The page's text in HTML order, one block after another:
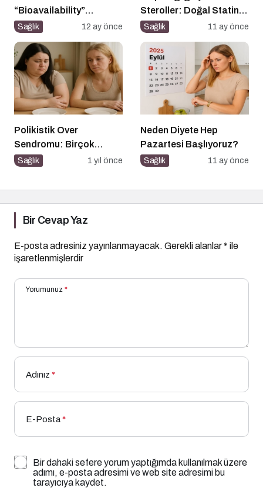
“Bioavailability”
Kavramı: Hangi Besin Ne
Sağlık 12 ay önce
Steroller: Doğal Statin
Etkisi
Sağlık 11 ay önce
Polikistik Over
Sendromu: Birçok
Kadının Sessiz Yoldaşı
Sağlık 1 yıl önce
Neden Diyete Hep
Pazartesi Başlıyoruz?
Sağlık 11 ay önce
Bir Cevap Yaz
E-posta adresiniz yayınlanmayacak. Gerekli alanlar* ile
işaretlenmişlerdir
Yorumunuz *
Adınız *
E-Posta*
Bir dahaki sefere yorum yaptığımda kullanılmak üzere
adımı, e-posta adresimi ve web site adresimi bu
tarayıcıya kaydet.